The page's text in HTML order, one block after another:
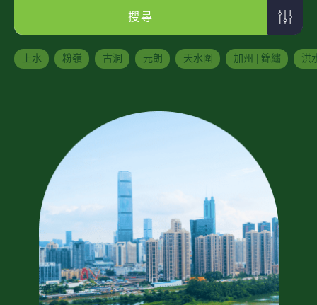
搜尋
上水 粉嶺 古洞 元朗 天水圍 加州 | 錦繡 洪